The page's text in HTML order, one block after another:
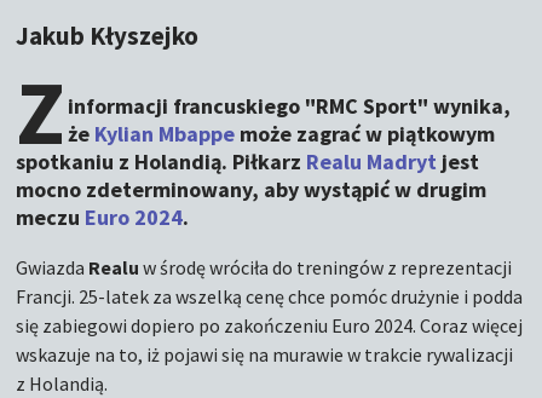
Jakub Kłyszejko
Z informacji francuskiego "RMC Sport" wynika,
że Kylian Mbappe może zagrać w piątkowym
spotkaniu z Holandią. Piłkarz Realu Madryt jest
mocno zdeterminowany, aby wystąpić w drugim
meczu Euro 2024.
Gwiazda Realuw środę wróciła do treningów z reprezentacji
Francji. 25-latek za wszelką cenę chce pomóc drużynie i podda
się zabiegowi dopiero po zakończeniu Euro 2024. Coraz więcej
wskazuje na to, iż pojawi się na murawie w trakcie rywalizacji
z Holandią.